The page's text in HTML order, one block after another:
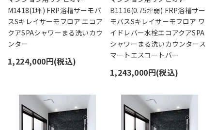
M1418(1坪) FRP浴槽サーモバ
スSキレイサーモフロア エコア
クアSPAシャワーまる洗いカウ
ンター
1,224,000円(税込)
B1116(0.75坪弱) FRP浴槽サー
モバスSキレイサーモフロア ワ
イドレバー水栓エコアクアSPA
シャワーまる洗いカウンタース
マートエスコートバー
1,243,000円(税込)